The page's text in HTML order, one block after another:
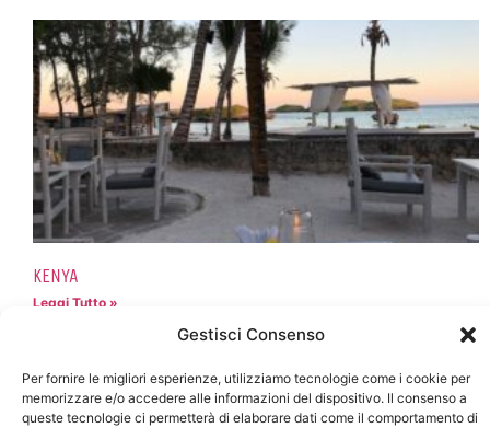
Gestisci Consenso
Per fornire le migliori esperienze, utilizziamo tecnologie come i cookie per
memorizzare e/o accedere alle informazioni del dispositivo. Il consenso a
queste tecnologie ci permetterà di elaborare dati come il comportamento di
KENYA
Leggi Tutto »